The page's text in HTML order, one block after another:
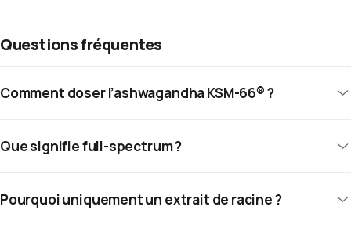
Questions fréquentes
Comment doser l’ashwagandha KSM-66® ?
Que signifie full-spectrum ?
Pourquoi uniquement un extrait de racine ?